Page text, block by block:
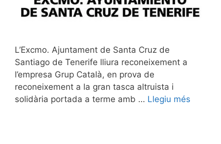
L’Excmo. Ajuntament de Santa Cruz de
Santiago de Tenerife lliura reconeixement a
l’empresa Grup Català, en prova de
reconeixement a la gran tasca altruista i
solidària portada a terme amb … Llegiu més